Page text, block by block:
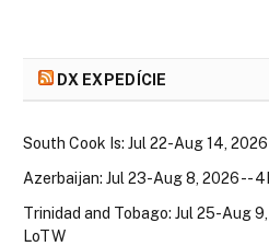
DX EXPEDÍCIE
South Cook Is: Jul 22-Aug 14, 2026
Azerbaijan: Jul 23-Aug 8, 2026 --
Trinidad and Tobago: Jul 25-Aug
LoTW